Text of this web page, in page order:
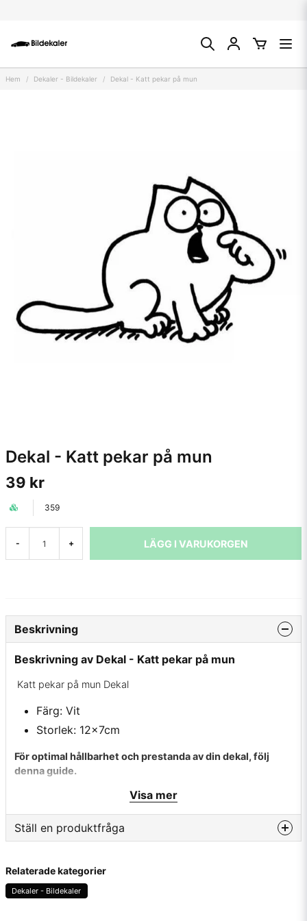
Hem Dekaler - Bildekaler Dekal - Katt pekar på mun
Dekal - Katt pekar på mun
39 kr
359
- + LÄGG I VARUKORGEN
Beskrivning
Beskrivning av Dekal - Katt pekar på mun
Katt pekar på mun Dekal
Färg: Vit
Storlek: 12x7cm
För optimal hållbarhet och prestanda av din dekal, följ
denna guide.
✔ Rengör först appliceringsytan noggrant för att undvika
✔ Använd värme på ytan om temperaturen är under 10
✔ Ta bort skyddspappret varsamt utan att dra med vinyl.
✔ Placera dekalen på önskad plats, tryck fast den ordentligt
Visa mer
Ställ en produktfråga
Fråga oss något om denna produkten...
Relaterade kategorier
Dekaler - Bildekaler